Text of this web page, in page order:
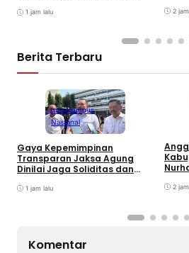
Adhyaksa
1 jam lalu 2
Berita Terbaru
Info Kampus
Nasional
Gaya Kepemimpinan
Transparan Jaksa Agung
Dinilai Jaga Soliditas dan
Adhyaksa
1 jam lalu 2
Komentar